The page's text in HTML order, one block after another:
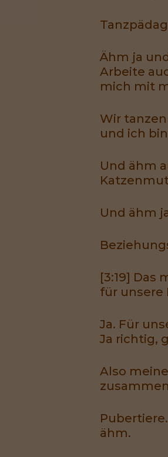
Ähm ja
Arbeite
mich mit
Wir
und ich
Und ähm
Und ähm
[3:19] Das
für unsere
Ja. Für
Ja richtig,
Also
ähm.